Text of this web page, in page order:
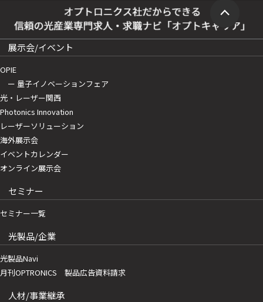
展示会/イベント
OPIE
ー 量子イノベーションフェア
光・レーザー関西
Photonics Innovation
レーザーソリューション
海外展示会
イベントカレンダー
オンライン展示会
セミナー
セミナー一覧
光製品/企業
光製品Navi
月刊OPTRONICS 製品広告資料請求
人材/事業継承